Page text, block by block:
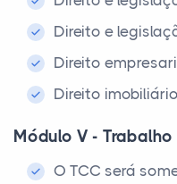
Direito e
Direito
Direito imobiliário
Módulo V -
O TCC será